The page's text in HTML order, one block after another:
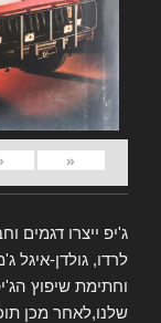
«
‹
ג'יפ ייצרו דגמים
לרדו, גולדן-איגל
וחתימת שיפוץ
שלנו,לאחר מכן